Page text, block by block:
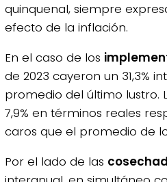
quinquenal, siempre
efecto de la inflación.
En el caso de los
de 2023 cayeron un 31,3%
promedio del último lustro.
7,9% en términos reales
caros que el promedio de
Por el lado de las